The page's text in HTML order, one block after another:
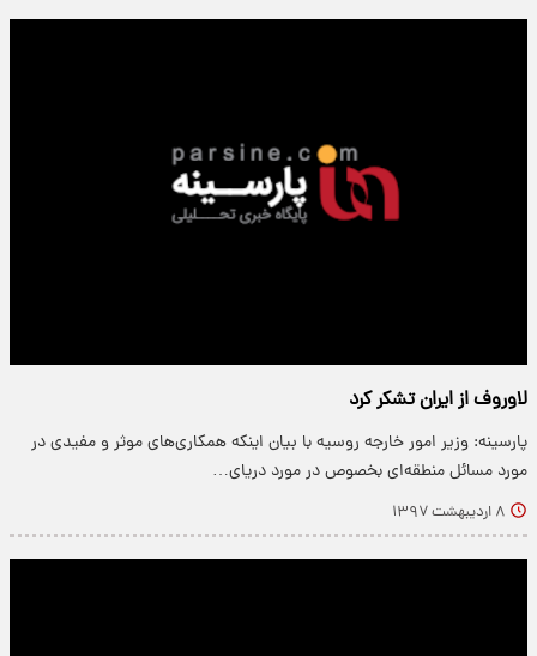
لاوروف از ایران تشکر کرد
پارسینه: وزیر امور خارجه روسیه با بیان اینکه همکاری‌های موثر و مفیدی در
مورد مسائل منطقه‌ای بخصوص در مورد دریای…
۸ اردیبهشت ۱۳۹۷